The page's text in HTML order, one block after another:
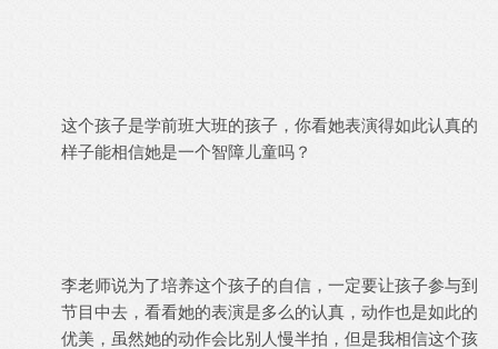
这个孩子是学前班大班的孩子，你看她表演得如此认真的
样子能相信她是一个智障儿童吗？
李老师说为了培养这个孩子的自信，一定要让孩子参与到
节目中去，看看她的表演是多么的认真，动作也是如此的
优美，虽然她的动作会比别人慢半拍，但是我相信这个孩